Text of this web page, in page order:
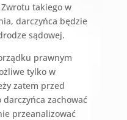
takiego w
darczyńca będzie
sądowej.
prawnym
tylko w
zatem przed
zachować
przeanalizować